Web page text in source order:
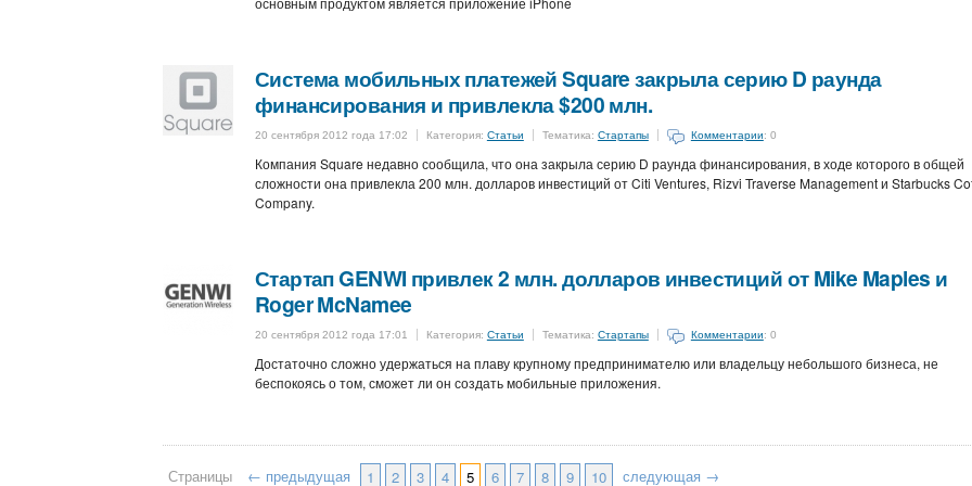
Система мобильных платежей Square закрыла серию D раунда
финансирования и привлекла $200 млн.
20 сентября 2012 года 17:02 Категория: Статьи Тематика: Стартапы Комментарии: 0
Компания Square недавно сообщила, что она закрыла серию D раунда финансирования, в ходе которого в общей
сложности она привлекла 200 млн. долларов инвестиций от Citi Ventures, Rizvi Traverse Management и Starbucks
Company.
Стартап GENWI привлек 2 млн. долларов инвестиций от Mike Maples и
Roger McNamee
20 сентября 2012 года 17:01 Категория: Статьи Тематика: Стартапы Комментарии: 0
Достаточно сложно удержаться на плаву крупному предпринимателю или владельцу небольшого бизнеса, не
беспокоясь о том, сможет ли он создать мобильные приложения.
Страницы ← предыдущая 1 2 3 4 5 6 7 8 9 10 следующая →